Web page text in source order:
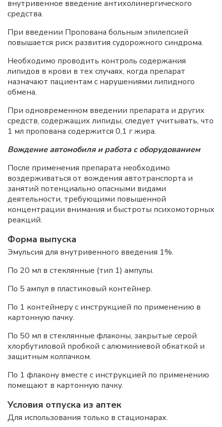
внутривенное введение антихолинергического
средства.
При введении Пропована больным эпилепсией
повышается риск развития судорожного синдрома.
Необходимо проводить контроль содержания
липидов в крови в тех случаях, когда препарат
назначают пациентам с нарушениями липидного
обмена.
При одновременном введении препарата и других
средств, содержащих липиды, следует учитывать, что
1 мл пропована содержится 0,1 г жира.
Вождение автомобиля и работа с оборудованием
После применения препарата необходимо
воздерживаться от вождения автотранспорта и
занятий потенциально опасными видами
деятельности, требующими повышенной
концентрации внимания и быстроты психомоторных
реакций.
Форма выпуска
Эмульсия для внутривенного введения 1%.
По 20 мл в стеклянные (тип 1) ампулы.
По 5 ампул в пластиковый контейнер.
По 1 контейнеру с инструкцией по применению в
картонную пачку.
По 50 мл в стеклянные флаконы, закрытые серой
хлорбутиловой пробкой с алюминиевой обкаткой и
защитным колпачком.
По 1 флакону вместе с инструкцией по применению
помещают в картонную пачку.
Условия отпуска из аптек
Для использования только в стационарах.